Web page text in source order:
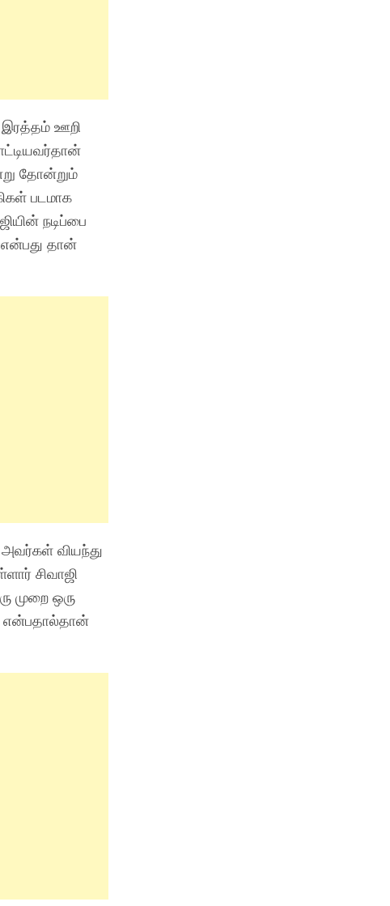
இரத்தம் ஊறி
தோன்றும்
படமாக
நடிப்பை
தான்
அவர்கள் வியந்து
சிவாஜி
முறை ஒரு
என்பதால்தான்